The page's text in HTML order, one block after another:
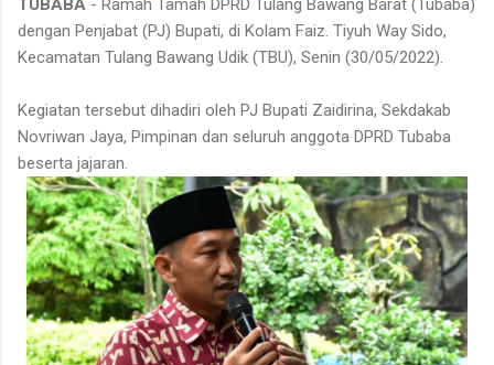
TUBABA - Ramah Tamah DPRD Tulang Bawang Barat (Tubaba)
dengan Penjabat (PJ) Bupati, di Kolam Faiz. Tiyuh Way Sido,
Kecamatan Tulang Bawang Udik (TBU), Senin (30/05/2022).
Kegiatan tersebut dihadiri oleh PJ Bupati Zaidirina, Sekdakab
Novriwan Jaya, Pimpinan dan seluruh anggota DPRD Tubaba
beserta jajaran.